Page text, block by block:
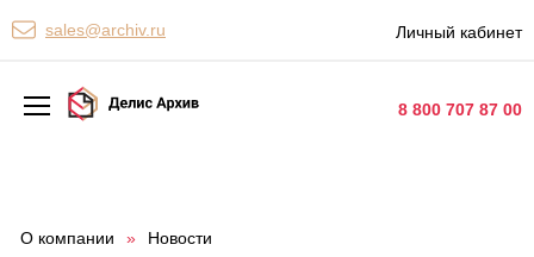
sales@archiv.ru Личный кабинет
8 800 707 87 00
Персональные сервисы
Хранение документов
О компании »
Новости